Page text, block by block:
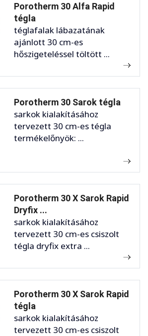
Porotherm 30 Alfa Rapid
tégla
téglafalak lábazatának
ajánlott 30 cm-es
hőszigeteléssel töltött ...
Porotherm 30 Sarok tégla
sarkok kialakításához
tervezett 30 cm-es tégla
termékelőnyök: ...
Porotherm 30 X Sarok Rapid
Dryfix ...
sarkok kialakításához
tervezett 30 cm-es csiszolt
tégla dryfix extra ...
Porotherm 30 X Sarok Rapid
tégla
sarkok kialakításához
tervezett 30 cm-es csiszolt